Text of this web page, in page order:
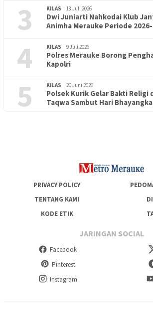
3 KILAS 18 Juli 2026
Dwi Juniarti Nahkodai Klub
Animha Merauke Periode
4 KILAS 9 Juli 2026
Polres Merauke Borong
Kapolri
5 KILAS 20 Juni 2026
Polsek Kurik Gelar Bakti Religi
Taqwa Sambut Hari
PENDIDIKAN 18 Juni 2026
Lepas Puluhan Peserta Didik, TK Yapis 2
PRIVACY POLICY
TENTANG KAMI
KODE ETIK
JARINGAN SOCIAL
Facebook
Pinterest
Instagram